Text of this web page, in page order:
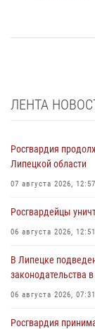
ЛЕНТА
Росгвардия
Липецкой области
07 августа 2026, 12:57
Росгвардейцы
06 августа 2026, 12:51
В Липецке
законодательства
06 августа 2026, 07:31
Росгвардия